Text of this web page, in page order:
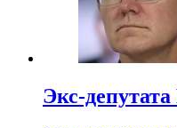
Экс-